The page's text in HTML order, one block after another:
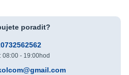
poradit?
08:00 - 19:00hod